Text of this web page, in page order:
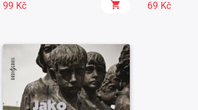
99 Kč 69 Kč